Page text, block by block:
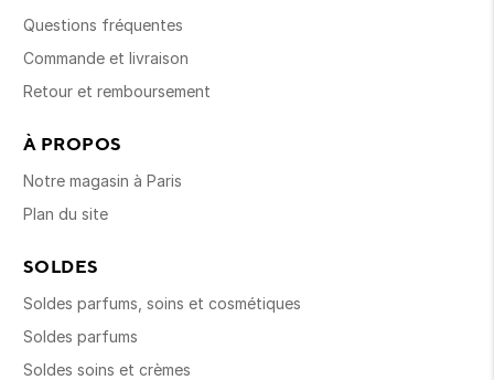
Questions fréquentes
Commande et livraison
Retour et remboursement
À PROPOS
Notre magasin à Paris
Plan du site
SOLDES
Soldes parfums, soins et cosmétiques
Soldes parfums
Soldes soins et crèmes